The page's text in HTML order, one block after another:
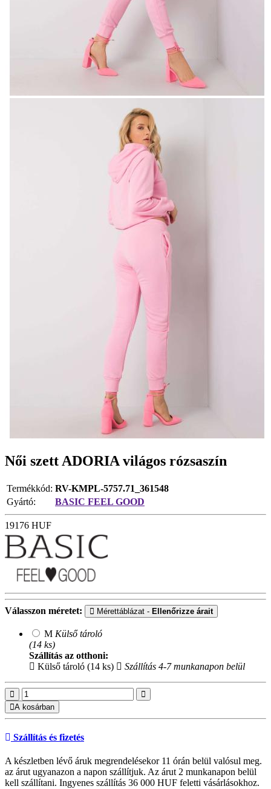
Női szett ADORIA világos rózsaszín
Termékkód: RV-KMPL-5757.71_361548
Gyártó:
BASIC FEEL GOOD
19176 HUF
Válasszon méretet: Mérettáblázat - Ellenőrizze árait
M Külső tároló
(14 ks)
Szállítás az otthoni:
Külső tároló (14 ks)
Szállítás 4-7 munkanapon belül
A kosárban
Szállítás és fizetés
A készletben lévő áruk megrendelésekor 11 órán belül valósul meg.
az árut ugyanazon a napon szállítjuk. Az árut 2 munkanapon belül
kell szállítani. Ingyenes szállítás 36 000 HUF feletti vásárlásokhoz.